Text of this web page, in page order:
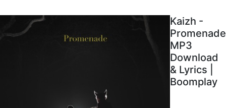
Kaizh -
Promenade
MP3
Download
& Lyrics |
Boomplay